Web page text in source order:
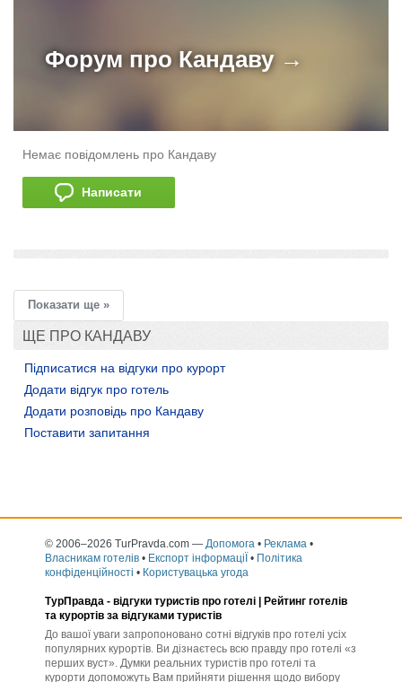
Форум проКандаву →
Немає повідомлень про Кандаву
Написати
Показати ще »
ЩЕ ПРО КАНДАВУ
Підписатися на відгуки про курорт
Додати відгук про готель
Додати розповідь про Кандаву
Поставити запитання
© 2006–2026 TurPravda.com — Допомога • Реклама •
Власникам готелів • Експорт інформаціЇ • Політика
конфіденційності • Користувацька угода
ТурПравда - відгуки туристів про готелі | Рейтинг готелів
та курортів за відгуками туристів
До вашої уваги запропоновано сотні відгуків про готелі усіх
популярних курортів. Ви дізнаєтесь всю правду про готелі «з
перших вуст». Думки реальних туристів про готелі та
курорти допоможуть Вам прийняти рішення щодо вибору